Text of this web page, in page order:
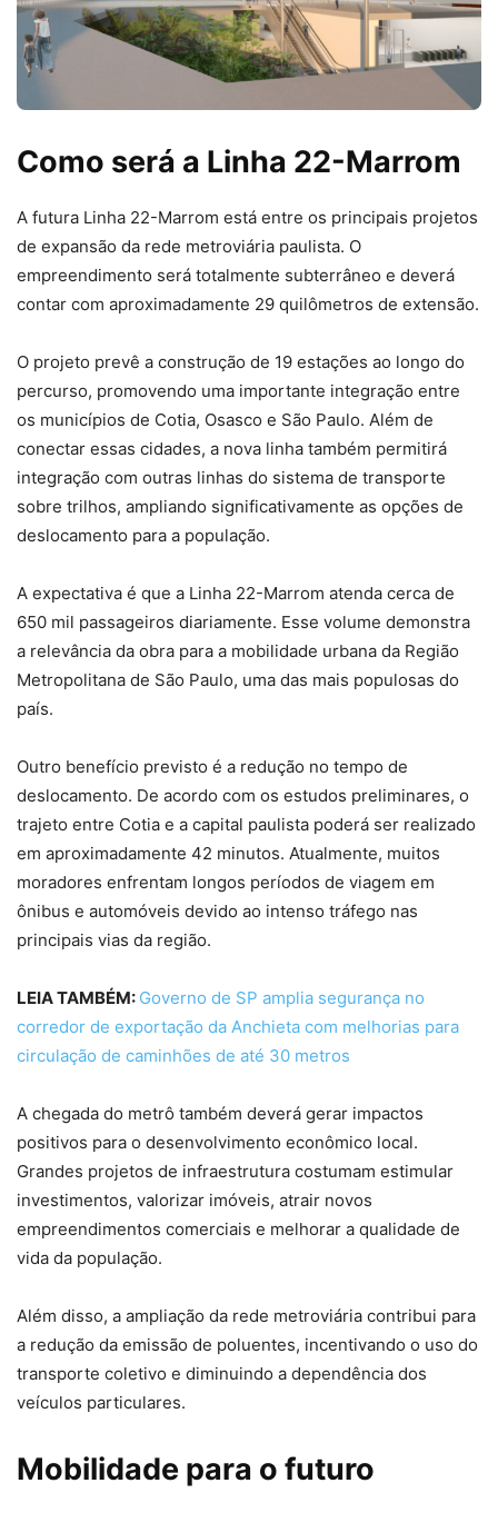
Como será a Linha 22-Marrom
A futura Linha 22-Marrom está entre os principais projetos
de expansão da rede metroviária paulista. O
empreendimento será totalmente subterrâneo e deverá
contar com aproximadamente 29 quilômetros de extensão.
O projeto prevê a construção de 19 estações ao longo do
percurso, promovendo uma importante integração entre
os municípios de Cotia, Osasco e São Paulo. Além de
conectar essas cidades, a nova linha também permitirá
integração com outras linhas do sistema de transporte
sobre trilhos, ampliando significativamente as opções de
deslocamento para a população.
A expectativa é que a Linha 22-Marrom atenda cerca de
650 mil passageiros diariamente. Esse volume demonstra
a relevância da obra para a mobilidade urbana da Região
Metropolitana de São Paulo, uma das mais populosas do
país.
Outro benefício previsto é a redução no tempo de
deslocamento. De acordo com os estudos preliminares, o
trajeto entre Cotia e a capital paulista poderá ser realizado
em aproximadamente 42 minutos. Atualmente, muitos
moradores enfrentam longos períodos de viagem em
ônibus e automóveis devido ao intenso tráfego nas
principais vias da região.
LEIA TAMBÉM: Governo de SP amplia segurança no
corredor de exportação da Anchieta com melhorias para
circulação de caminhões de até 30 metros
A chegada do metrô também deverá gerar impactos
positivos para o desenvolvimento econômico local.
Grandes projetos de infraestrutura costumam estimular
investimentos, valorizar imóveis, atrair novos
empreendimentos comerciais e melhorar a qualidade de
vida da população.
Além disso, a ampliação da rede metroviária contribui para
a redução da emissão de poluentes, incentivando o uso do
transporte coletivo e diminuindo a dependência dos
veículos particulares.
Mobilidade para o futuro